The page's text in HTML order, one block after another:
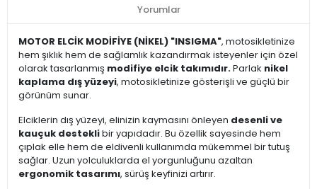
Yorumlar
MOTOR ELCİK MODİFİYE (NİKEL) "INSIGMA", motosikletinize
hem şıklık hem de sağlamlık kazandırmak isteyenler için özel
olarak tasarlanmış modifiye elcik takımıdır.Parlak nikel
kaplama dış yüzeyi, motosikletinize gösterişli ve güçlü bir
görünüm sunar.
Elciklerin dış yüzeyi, elinizin kaymasını önleyen desenli ve
kauçuk desteklibir yapıdadır. Bu özellik sayesinde hem
çıplak elle hem de eldivenli kullanımda mükemmel bir tutuş
sağlar. Uzun yolculuklarda el yorgunluğunu azaltan
ergonomik tasarımı, sürüş keyfinizi artırır.